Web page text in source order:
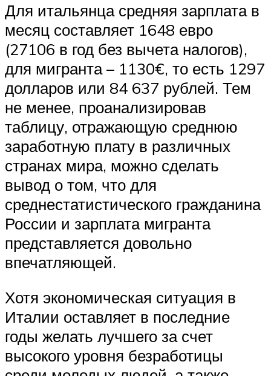
Для итальянца средняя зарплата в
месяц составляет 1648 евро
(27106 в год без вычета налогов),
для мигранта – 1130€, то есть 1297
долларов или 84 637 рублей. Тем
не менее, проанализировав
таблицу, отражающую среднюю
заработную плату в различных
странах мира, можно сделать
вывод о том, что для
среднестатистического гражданина
России и зарплата мигранта
представляется довольно
впечатляющей.
Хотя экономическая ситуация в
Италии оставляет в последние
годы желать лучшего за счет
высокого уровня безработицы